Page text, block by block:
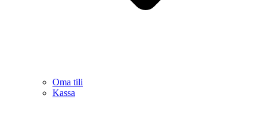
Oma tili
Kassa